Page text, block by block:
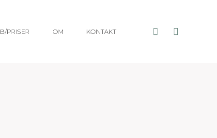
PRISER OM KONTAKT